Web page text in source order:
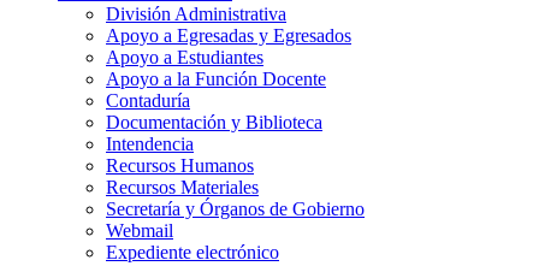
División Administrativa
Apoyo a Egresadas y Egresados
Apoyo a Estudiantes
Apoyo a la Función Docente
Contaduría
Documentación y Biblioteca
Intendencia
Recursos Humanos
Recursos Materiales
Secretaría y Órganos de Gobierno
Webmail
Expediente electrónico